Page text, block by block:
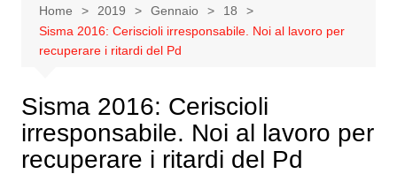
Home 2019 Gennaio
18
Sisma 2016: Ceriscioli irresponsabile. Noi al lavoro per
recuperare i ritardi del Pd
Sisma 2016: Ceriscioli
irresponsabile. Noi al lavoro per
recuperare i ritardi del Pd